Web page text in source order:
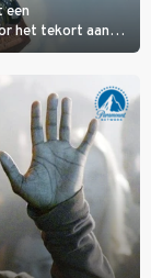
een
het tekort aan